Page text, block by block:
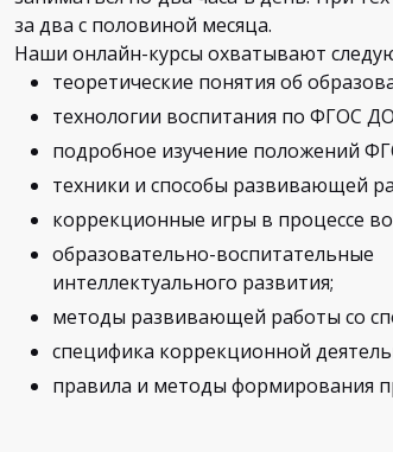
за два с половиной месяца.
Наши онлайн-курсы охватывают
теоретические понятия об
технологии воспитания по ФГОС
подробное изучение положений
техники и способы развивающей
коррекционные игры в процессе
образовательно-
интеллектуального развития;
методы развивающей работы со
специфика коррекционной
правила и методы формирования